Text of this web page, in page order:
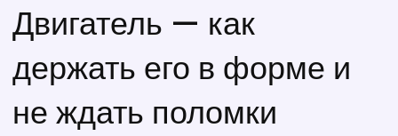
Двигатель — как
держать его в форме и
не ждать поломки